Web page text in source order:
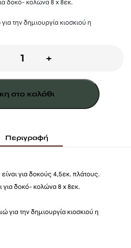
δοκό- κολώνα 8 x 8εκ.
την δημιουργία κιοσκιού η
ΚΟΡΦΙΑΣ
ποσότητα
+
στο καλάθι
Περιγραφή
για δοκούς 4,5εκ. πλάτους.
για δοκό- κολώνα 8 x 8εκ.
για την δημιουργία κιοσκιού η